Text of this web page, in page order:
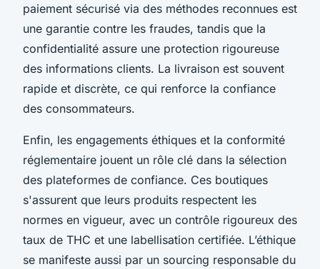
paiement sécurisé via des méthodes reconnues est
une garantie contre les fraudes, tandis que la
confidentialité assure une protection rigoureuse
des informations clients. La livraison est souvent
rapide et discrète, ce qui renforce la confiance
des consommateurs.
Enfin, les engagements éthiques et la conformité
réglementaire jouent un rôle clé dans la sélection
des plateformes de confiance. Ces boutiques
s'assurent que leurs produits respectent les
normes en vigueur, avec un contrôle rigoureux des
taux de THC et une labellisation certifiée. L’éthique
se manifeste aussi par un sourcing responsable du